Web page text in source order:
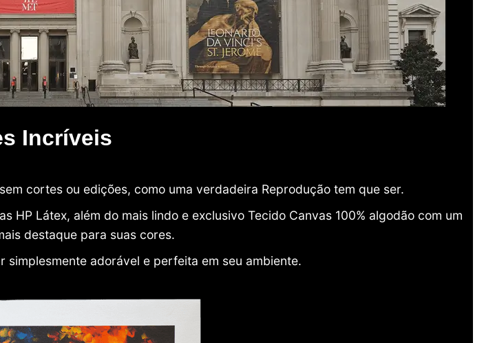
Incríveis
cortes ou edições, como uma verdadeira Reprodução tem que ser.
HP Látex, além do mais lindo e exclusivo Tecido Canvas 100% algodão com um
destaque para suas cores.
simplesmente adorável e perfeita em seu ambiente.